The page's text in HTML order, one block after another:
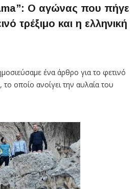
O αγώνας που πήγε
τρέξιμο και η ελληνική
ένα άρθρο για το φετινό
οποίο ανοίγει την αυλαία του